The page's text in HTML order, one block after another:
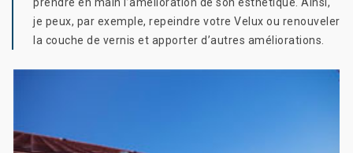
je peux, par exemple, repeindre votre Velux ou renouveler
la couche de vernis et apporter d’autres améliorations.